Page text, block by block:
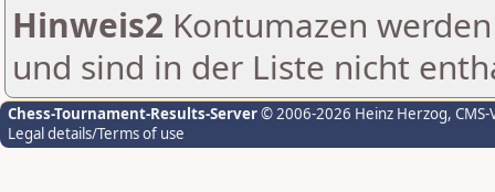
Hinweis2 Kontumazen
und sind in der Liste nicht
Chess-Tournament-Results-Server© 2006-2026 Heinz Herzog,
Legal details/Terms of use